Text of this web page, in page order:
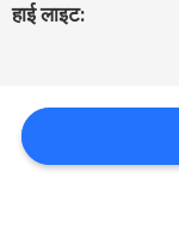
समाचार
मामलों
हाई लाइट: